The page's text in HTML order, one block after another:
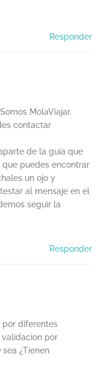
Responder
MolaViajar.
contactar
de la guía que
puedes encontrar
un ojo y
al mensaje en el
seguir la
Responder
por diferentes
validacion por
¿Tienen